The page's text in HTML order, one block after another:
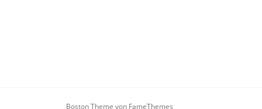
Boston Theme von FameThemes